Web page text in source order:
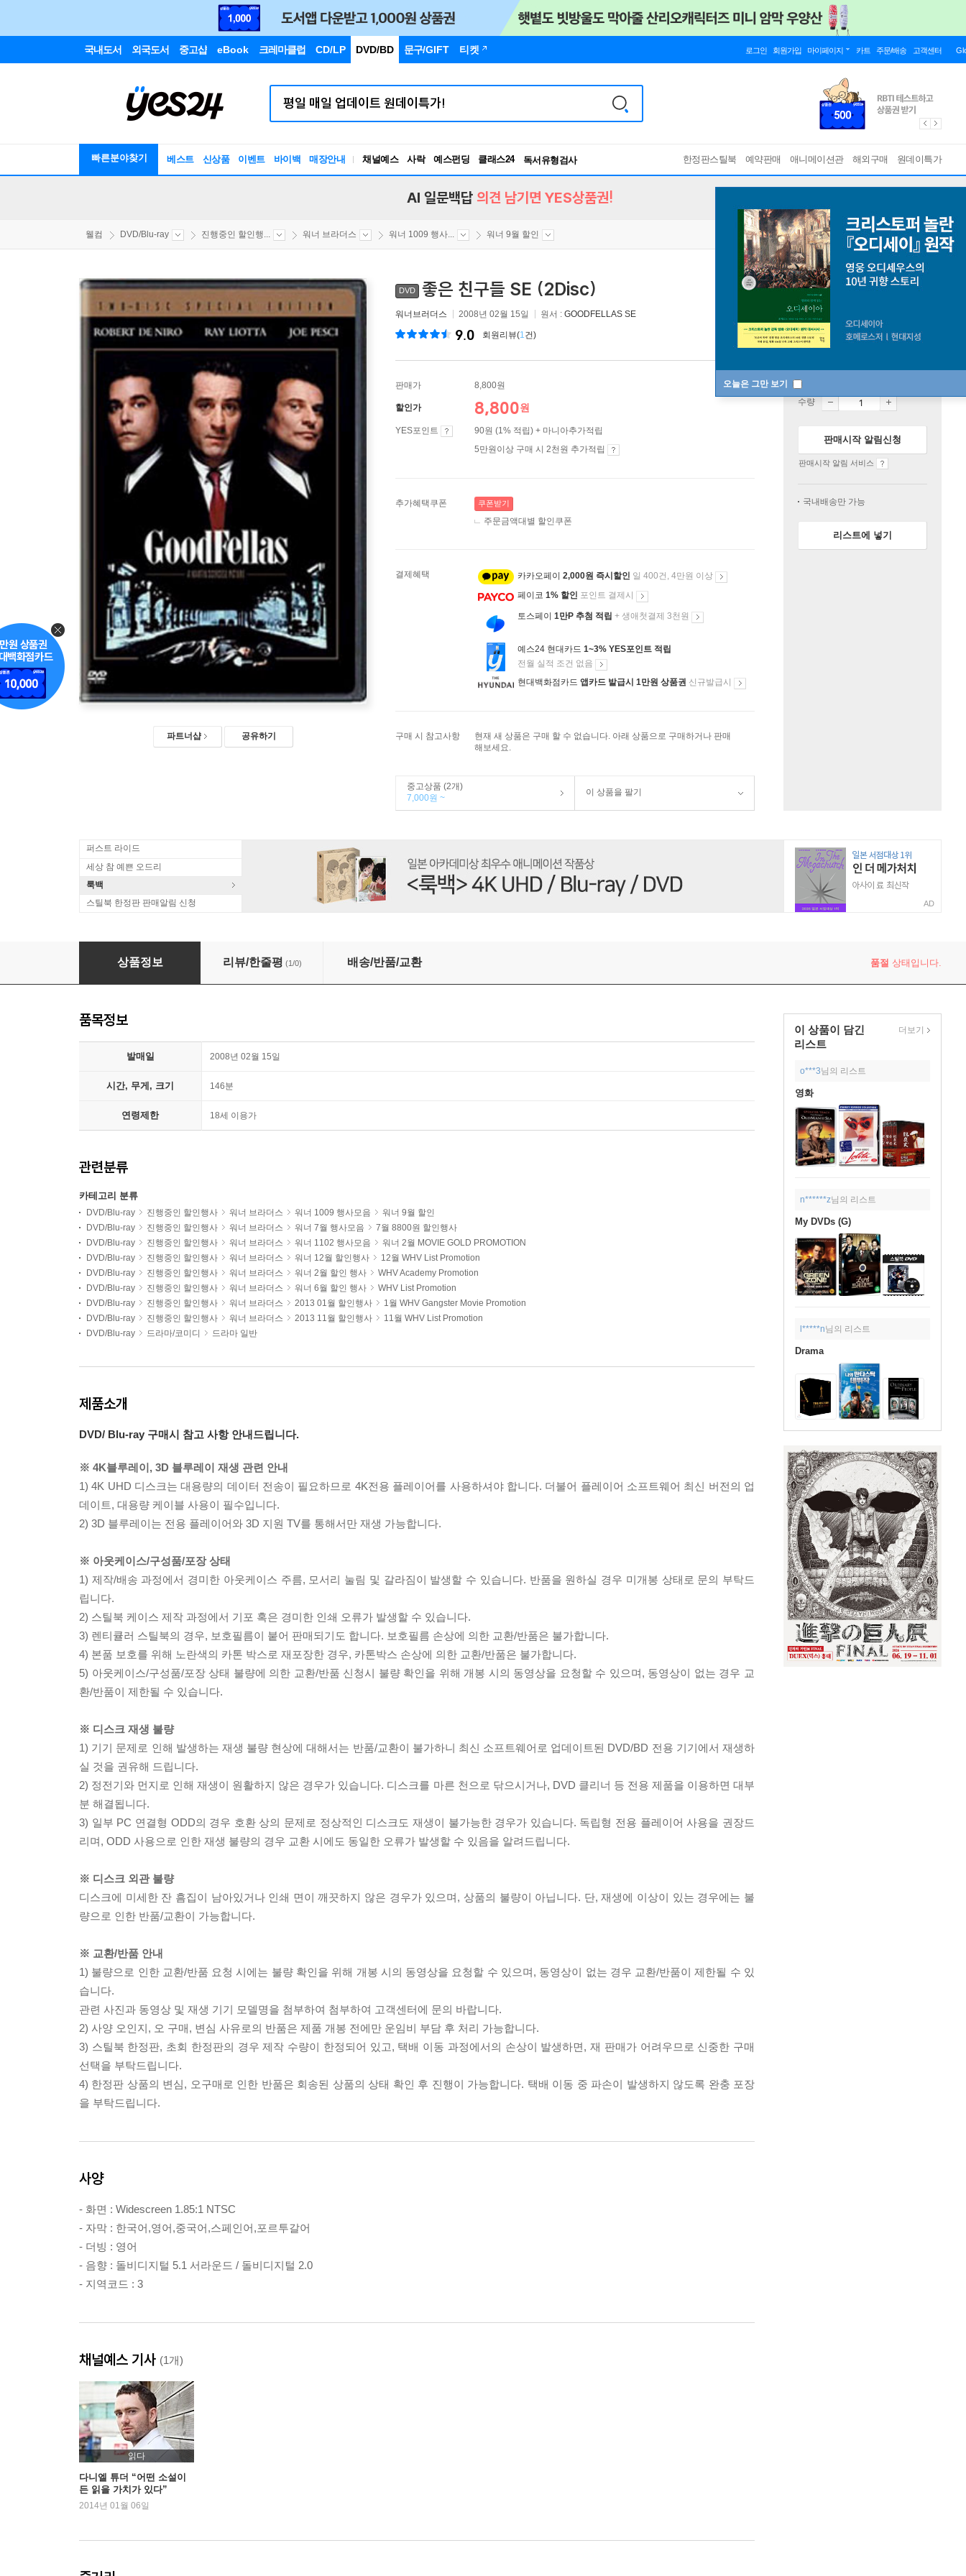
국내도서 외국도서 중고샵 eBook 크레마클럽 CD/LP DVD/BD 문구/GIFT 티켓 로그인 회원가입 마이페이지 카트 주문/배송 고객센터
빠른분야찾기 베스트 신상품 이벤트 바이백 매장안내 채널예스 사락 예스펀딩 클래스24
독서유형검사
RBTI Lab
한정판스틸북 예약판매 애니메이션관 해외구매 원데이특가
오늘은 그만 보기
AI 일문백답 의견 남기면 YES상품권!
웰컴 DVD/Blu-ray 진행중인 할인행... 워너 브라더스 워너 1009 행사... 워너 9월 할인
파트너샵 공유하기
DVD 좋은 친구들 SE (2Disc)
워너브러더스 2008년 02월 15일 원서 : GOODFELLAS SE
9.0 회원리뷰(1건)
판매가 8,800원
할인가 8,800원
YES포인트
90원 (1% 적립) + 마니아추가적립
5만원이상 구매 시 2천원 추가적립
추가혜택쿠폰 쿠폰받기
주문금액대별 할인쿠폰
결제혜택 카카오페이 2,000원 즉시할인 일 400건, 4만원 이상
페이코 1% 할인 포인트 결제시
토스페이 1만P 추첨 적립 + 생애첫결제 3천원
예스24 현대카드 1~3% YES포인트 적립
전월 실적 조건 없음
현대백화점카드 앱카드 발급시 1만원 상품권 신규발급시
구매 시 참고사항
현재 새 상품은 구매 할 수 없습니다. 아래 상품으로 구매하거나 판매
해보세요.
중고상품 (2개)
7,000원 ~
이 상품을 팔기
품절
수량
판매시작 알림신청
판매시작 알림 서비스
국내배송만 가능
리스트에 넣기
퍼스트 라이드
세상 참 예쁜 오드리
룩백
스틸북 한정판 판매알림 신청
AD
좋은 친구들 SE (2Disc)
상품정보 리뷰/한줄평 (1/0) 배송/반품/교환 품절 상태입니다.
이 상품이 담긴
리스트
더보기
o***3님의 리스트
영화
n******z님의 리스트
My DVDs (G)
l*****n님의 리스트
Drama
품목정보
발매일 2008년 02월 15일
시간, 무게, 크기 146분
연령제한 18세 이용가
관련분류
카테고리 분류
DVD/Blu-ray 진행중인 할인행사 워너 브라더스 워너 1009 행사모음
워너 9월 할인
DVD/Blu-ray
진행중인 할인행사 워너 브라더스 워너 7월 행사모음
7월 8800원 할인행사
DVD/Blu-ray
진행중인 할인행사 워너 브라더스 워너 1102 행사모음
워너 2월 MOVIE GOLD PROMOTION
DVD/Blu-ray
진행중인 할인행사 워너 브라더스 워너 12월 할인행사
12월 WHV List Promotion
DVD/Blu-ray
진행중인 할인행사 워너 브라더스 워너 2월 할인 행사
WHV Academy Promotion
DVD/Blu-ray
진행중인 할인행사 워너 브라더스 워너 6월 할인 행사
WHV List Promotion
DVD/Blu-ray
진행중인 할인행사 워너 브라더스 2013 01월 할인행사
1월 WHV Gangster Movie Promotion
DVD/Blu-ray
진행중인 할인행사 워너 브라더스 2013 11월 할인행사
11월 WHV List Promotion
DVD/Blu-ray
드라마/코미디 드라마 일반
제품소개
DVD/ Blu-ray 구매시 참고 사항 안내드립니다.
※ 4K블루레이, 3D 블루레이 재생 관련 안내
1) 4K UHD 디스크는 대용량의 데이터 전송이 필요하므로 4K전용 플레이어를 사용하셔야 합니다. 더불어 플레이어 소프트웨어 최신 버전의 업
데이트, 대용량 케이블 사용이 필수입니다.
2) 3D 블루레이는 전용 플레이어와 3D 지원 TV를 통해서만 재생 가능합니다.
※ 아웃케이스/구성품/포장 상태
1) 제작/배송 과정에서 경미한 아웃케이스 주름, 모서리 눌림 및 갈라짐이 발생할 수 있습니다. 반품을 원하실 경우 미개봉 상태로 문의 부탁드
립니다.
2) 스틸북 케이스 제작 과정에서 기포 혹은 경미한 인쇄 오류가 발생할 수 있습니다.
3) 렌티큘러 스틸북의 경우, 보호필름이 붙어 판매되기도 합니다. 보호필름 손상에 의한 교환/반품은 불가합니다.
4) 본품 보호를 위해 노란색의 카톤 박스로 재포장한 경우, 카톤박스 손상에 의한 교환/반품은 불가합니다.
5) 아웃케이스/구성품/포장 상태 불량에 의한 교환/반품 신청시 불량 확인을 위해 개봉 시의 동영상을 요청할 수 있으며, 동영상이 없는 경우 교
환/반품이 제한될 수 있습니다.
※ 디스크 재생 불량
1) 기기 문제로 인해 발생하는 재생 불량 현상에 대해서는 반품/교환이 불가하니 최신 소프트웨어로 업데이트된 DVD/BD 전용 기기에서 재생하
실 것을 권유해 드립니다.
2) 정전기와 먼지로 인해 재생이 원활하지 않은 경우가 있습니다. 디스크를 마른 천으로 닦으시거나, DVD 클리너 등 전용 제품을 이용하면 대부
분 해결됩니다.
3) 일부 PC 연결형 ODD의 경우 호환 상의 문제로 정상적인 디스크도 재생이 불가능한 경우가 있습니다. 독립형 전용 플레이어 사용을 권장드
리며, ODD 사용으로 인한 재생 불량의 경우 교환 시에도 동일한 오류가 발생할 수 있음을 알려드립니다.
※ 디스크 외관 불량
디스크에 미세한 잔 흠집이 남아있거나 인쇄 면이 깨끗하지 않은 경우가 있으며, 상품의 불량이 아닙니다. 단, 재생에 이상이 있는 경우에는 불
량으로 인한 반품/교환이 가능합니다.
※ 교환/반품 안내
1) 불량으로 인한 교환/반품 요청 시에는 불량 확인을 위해 개봉 시의 동영상을 요청할 수 있으며, 동영상이 없는 경우 교환/반품이 제한될 수 있
습니다.
관련 사진과 동영상 및 재생 기기 모델명을 첨부하여 첨부하여 고객센터에 문의 바랍니다.
2) 사양 오인지, 오 구매, 변심 사유로의 반품은 제품 개봉 전에만 운임비 부담 후 처리 가능합니다.
3) 스틸북 한정판, 초회 한정판의 경우 제작 수량이 한정되어 있고, 택배 이동 과정에서의 손상이 발생하면, 재 판매가 어려우므로 신중한 구매
선택을 부탁드립니다.
4) 한정판 상품의 변심, 오구매로 인한 반품은 회송된 상품의 상태 확인 후 진행이 가능합니다. 택배 이동 중 파손이 발생하지 않도록 완충 포장
을 부탁드립니다.
사양
- 화면 : Widescreen 1.85:1 NTSC
- 자막 : 한국어,영어,중국어,스페인어,포르투갈어
- 더빙 : 영어
- 음향 : 돌비디지털 5.1 서라운드 / 돌비디지털 2.0
- 지역코드 : 3
채널예스 기사 (1개)
읽다
다니엘 튜더 “어떤 소설이
든 읽을 가치가 있다”
2014년 01월 06일